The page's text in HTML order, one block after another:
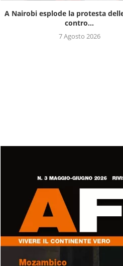
In Guinea è in corso un nuovo
7 Agosto 2026